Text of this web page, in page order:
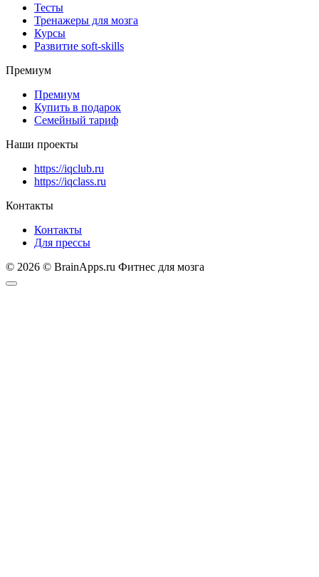
Тесты
Тренажеры для мозга
Курсы
Развитие soft-skills
Премиум
Премиум
Купить в подарок
Семейный тариф
Наши проекты
https://iqclub.ru
https://iqclass.ru
Контакты
Контакты
Для прессы
© 2026 © BrainApps.ru Фитнес для мозга